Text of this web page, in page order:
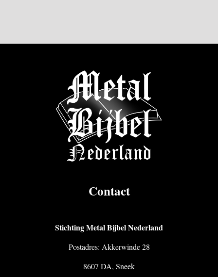
Contact
Stichting Metal Bijbel Nederland
Postadres: Akkerwinde 28
8607 DA, Sneek